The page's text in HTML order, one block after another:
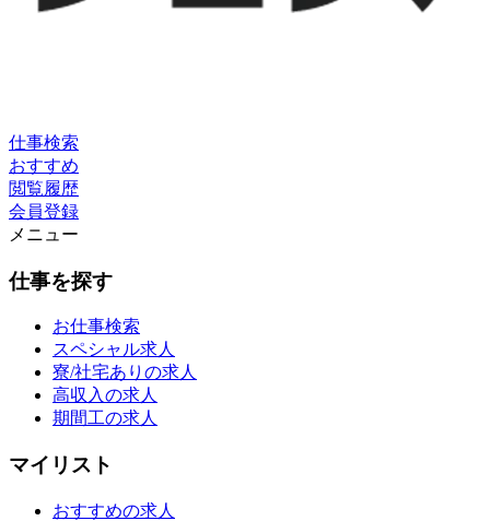
仕事検索
おすすめ
閲覧履歴
会員登録
メニュー
仕事を探す
お仕事検索
スペシャル求人
寮/社宅ありの求人
高収入の求人
期間工の求人
マイリスト
おすすめの求人